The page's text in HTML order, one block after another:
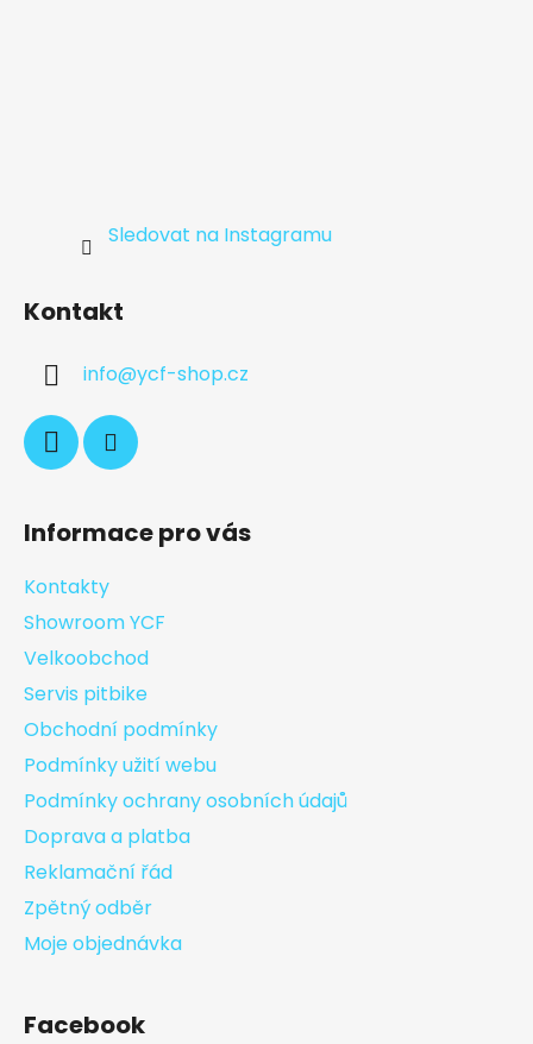
Sledovat na Instagramu
Kontakt
info@ycf-shop.cz
Informace pro vás
Kontakty
Showroom YCF
Velkoobchod
Servis pitbike
Obchodní podmínky
Podmínky užití webu
Podmínky ochrany osobních údajů
Doprava a platba
Reklamační řád
Zpětný odběr
Moje objednávka
Facebook